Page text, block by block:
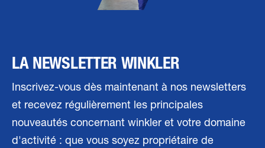
LA NEWSLETTER WINKLER
Inscrivez-vous dès maintenant à nos newsletters
et recevez régulièrement les principales
nouveautés concernant winkler et votre domaine
d'activité : que vous soyez propriétaire de